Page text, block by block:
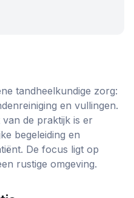
tandheelkundige zorg:
en vullingen.
de praktijk is er
begeleiding en
De focus ligt op
rustige omgeving.